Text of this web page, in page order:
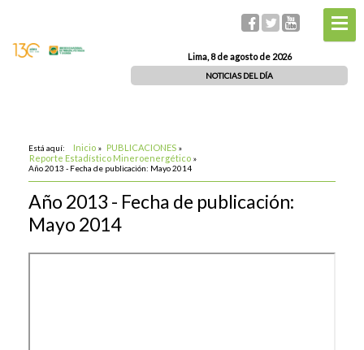
Lima, 8 de agosto de 2026
NOTICIAS DEL DÍA
Está aquí: Inicio » PUBLICACIONES »
Reporte Estadístico Mineroenergético »
Año 2013 - Fecha de publicación: Mayo 2014
Año 2013 - Fecha de publicación:
Mayo 2014